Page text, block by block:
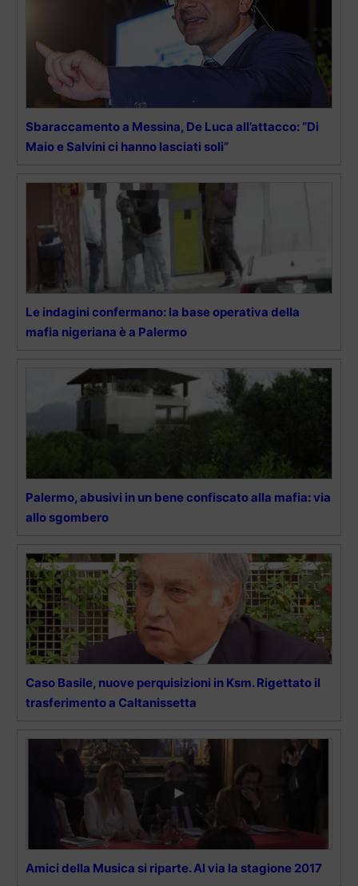
Sbaraccamento a Messina, De Luca all’attacco: “Di
Maio e Salvini ci hanno lasciati soli”
Le indagini confermano: la base operativa della
mafia nigeriana è a Palermo
Palermo, abusivi in un bene confiscato alla mafia: via
allo sgombero
Caso Basile, nuove perquisizioni in Ksm. Rigettato il
trasferimento a Caltanissetta
Amici della Musica si riparte. Al via la stagione 2017